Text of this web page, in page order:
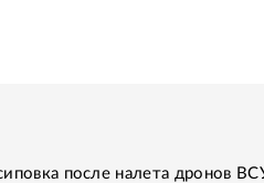
после налета дронов